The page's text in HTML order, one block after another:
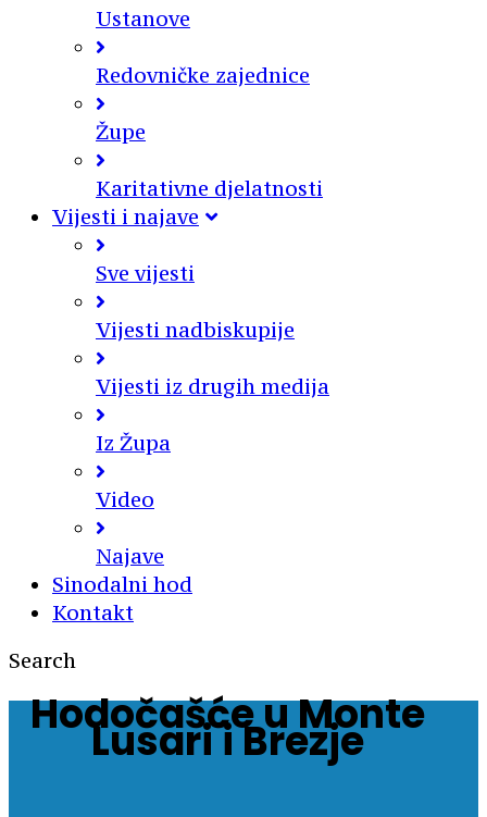
Ustanove
Redovničke zajednice
Župe
Karitativne djelatnosti
Vijesti i najave
Sve vijesti
Vijesti nadbiskupije
Vijesti iz drugih medija
Iz Župa
Video
Najave
Sinodalni hod
Kontakt
Search
Hodočašće u Monte
Lusari i Brezje